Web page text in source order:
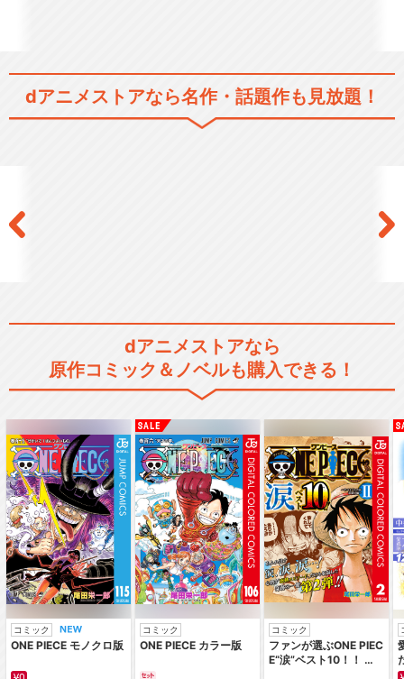
イフ)…
桃屋×Peeping Life ご縁で
すよ！
Peeping Life-WE ARE THE…
Peeping Life - WORLD HI…
dアニメストアなら名作・話題作も見放題！
dアニメストアなら
原作コミック＆ノベルも購入できる！
コミック
ONE PIECE モノクロ版
コミック
ONE PIECE カラー版
コミック
ファンが選ぶONE PIEC
E“涙”ベスト10！！ ～